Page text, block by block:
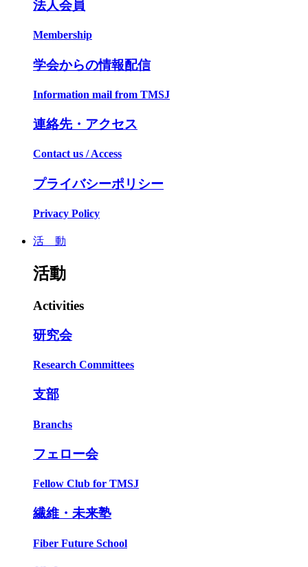
法人会員
Membership
学会からの情報配信
Information mail from TMSJ
連絡先・アクセス
Contact us / Access
プライバシーポリシー
Privacy Policy
活 動
活動
Activities
研究会
Research Committees
支部
Branchs
フェロー会
Fellow Club for TMSJ
繊維・未来塾
Fiber Future School